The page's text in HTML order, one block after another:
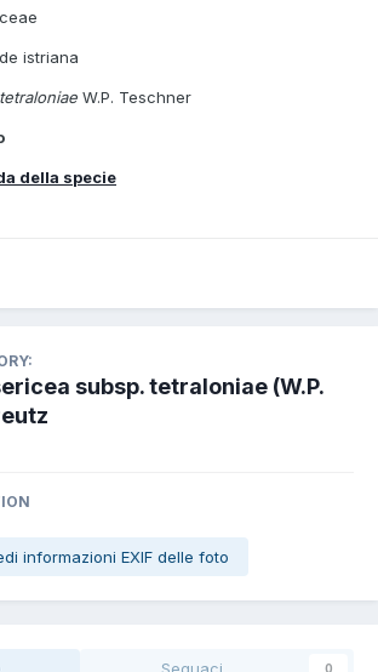
istriana
W.P. Teschner
della specie
subsp. tetraloniae (W.P.
informazioni EXIF delle foto
0